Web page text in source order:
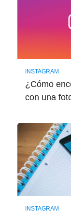
INSTAGRAM
¿Cómo
con una
INSTAGRAM